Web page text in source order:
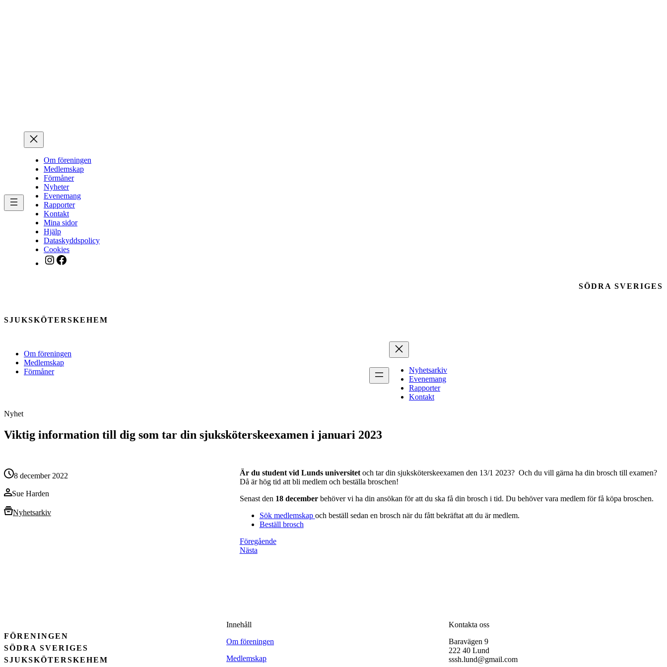
Om föreningen
Medlemskap
Förmåner
Nyheter
Evenemang
Rapporter
Kontakt
Mina sidor
Hjälp
Dataskyddspolicy
Cookies
Instagram
Facebook
SÖDRA SVERIGES
SJUKSKÖTERSKEHEM
Om föreningen
Medlemskap
Förmåner
Nyhetsarkiv
Evenemang
Rapporter
Kontakt
Nyhet
Viktig information till dig som tar din sjuksköterskeexamen i januari 2023
8 december 2022
Sue Harden
Nyhetsarkiv
Är du student vid Lunds universitetoch tar din sjuksköterskeexamen den 13/1 2023? Och du vill gärna ha din brosch till examen?
Då är hög tid att bli medlem och beställa broschen!
Senast den 18 decemberbehöver vi ha din ansökan för att du ska få din brosch i tid. Du behöver vara medlem för få köpa broschen.
Sök medlemskap och beställ sedan en brosch när du fått bekräftat att du är medlem.
Beställ brosch
Föregående
Nästa
FÖRENINGEN
SÖDRA SVERIGES
SJUKSKÖTERSKEHEM
Innehåll
Om föreningen
Medlemskap
Kontakta oss
Baravägen 9
222 40 Lund
sssh.lund@gmail.com